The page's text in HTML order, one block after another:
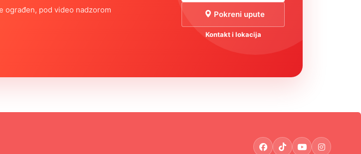
ograđen, pod video nadzorom
Pokreni upute
Kontakt i lokacija